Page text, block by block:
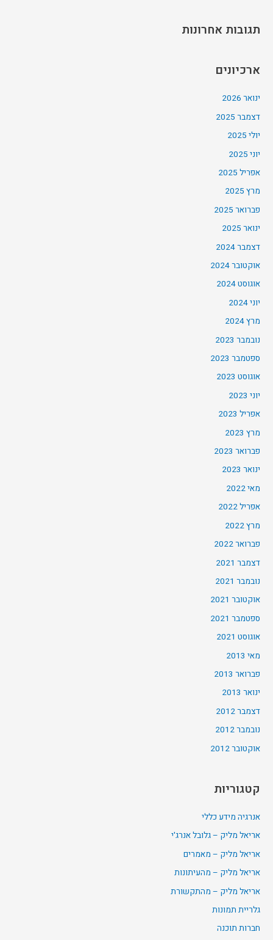
תגובות אחרונות
ארכיונים
ינואר 2026
דצמבר 2025
יולי 2025
יוני 2025
אפריל 2025
מרץ 2025
פברואר 2025
ינואר 2025
דצמבר 2024
אוקטובר 2024
אוגוסט 2024
יוני 2024
מרץ 2024
נובמבר 2023
ספטמבר 2023
אוגוסט 2023
יוני 2023
אפריל 2023
מרץ 2023
פברואר 2023
ינואר 2023
מאי 2022
אפריל 2022
מרץ 2022
פברואר 2022
דצמבר 2021
נובמבר 2021
אוקטובר 2021
ספטמבר 2021
אוגוסט 2021
מאי 2013
פברואר 2013
ינואר 2013
דצמבר 2012
נובמבר 2012
אוקטובר 2012
קטגוריות
אנרגיה מידע כללי
אריאל מליק – גלובל אנרג'י
אריאל מליק – מאמרים
אריאל מליק – מהעיתונות
אריאל מליק – מהתקשורת
גלריית תמונות
חברות תוכנה